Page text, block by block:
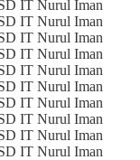
IT Nurul Iman
IT Nurul Iman
IT Nurul Iman
IT Nurul Iman
IT Nurul Iman
IT Nurul Iman
IT Nurul Iman
IT Nurul Iman
IT Nurul Iman
IT Nurul Iman